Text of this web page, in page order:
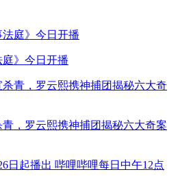
》今日开播
青，罗云熙携神捕团揭秘六大奇案